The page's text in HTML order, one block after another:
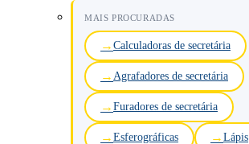
MAIS PROCURADAS
Calculadoras de secretária
Agrafadores de secretária
Furadores de secretária
Esferográficas Lápis